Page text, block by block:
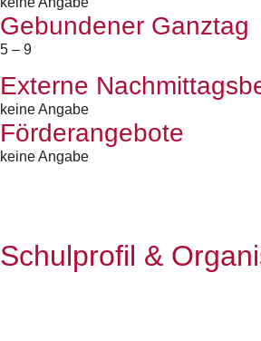
Gebundener Ganztag
5 – 9
Externe
keine Angabe
Förderangebote
keine Angabe
Schulprofil &